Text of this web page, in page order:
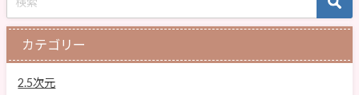
カテゴリー
2.5次元